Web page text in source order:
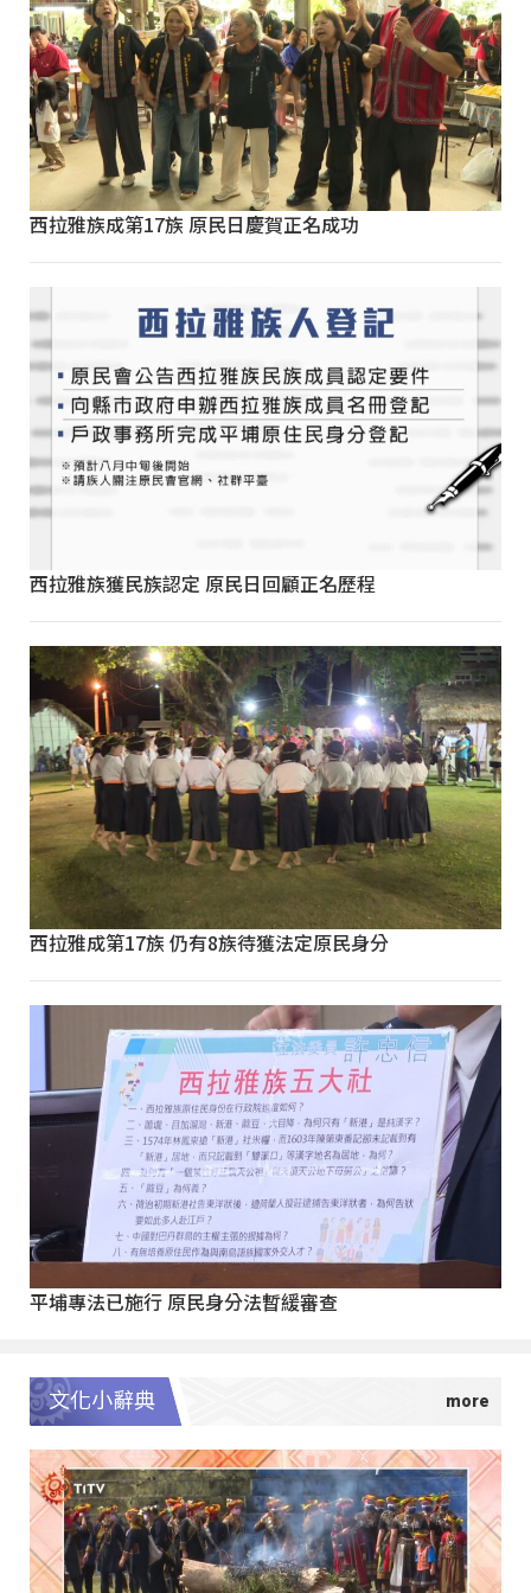
西拉雅族成第17族 原民日慶賀正名成功
西拉雅族獲民族認定 原民日回顧正名歷程
西拉雅成第17族 仍有8族待獲法定原民身分
平埔專法已施行 原民身分法暫緩審查
文化小辭典